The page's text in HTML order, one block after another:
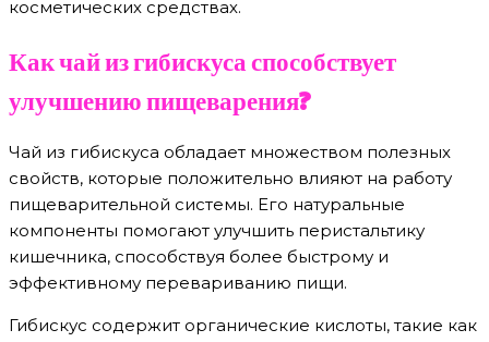
косметических средствах.
Как чай из гибискуса способствует
улучшению пищеварения?
Чай из гибискуса обладает множеством полезных
свойств, которые положительно влияют на работу
пищеварительной системы. Его натуральные
компоненты помогают улучшить перистальтику
кишечника, способствуя более быстрому и
эффективному перевариванию пищи.
Гибискус содержит органические кислоты, такие как